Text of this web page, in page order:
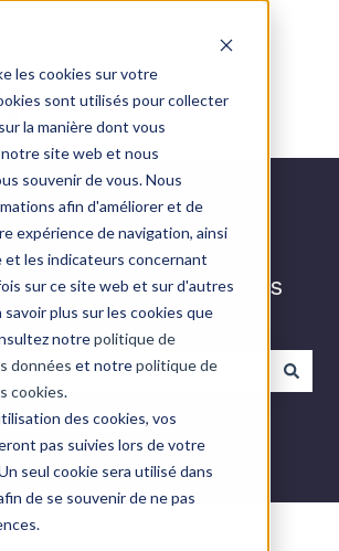
les cookies sur votre
sont utilisés pour collecter
la manière dont vous
site web et nous
souvenir de vous. Nous
afin d'améliorer et de
expérience de navigation, ainsi
et les indicateurs concernant
sur ce site web et sur d'autres
plus sur les cookies que
notrepolitique de
données et notrepolitique de
cookies.
des cookies, vos
pas suivies lors de votre
seul cookie sera utilisé dans
de se souvenir de ne pas
pouvons-nous
?
suggestion car le champ de
Rédaction